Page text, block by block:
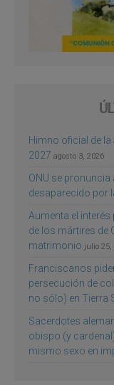
Himno oficial de la
2027 agosto 3, 2026
ONU se
desaparecido por
Aumenta el
de los mártires de
matrimonio julio 25,
Franciscanos
persecución de
no sólo) en Tierra
Sacerdotes
obispo (y
mismo sexo en